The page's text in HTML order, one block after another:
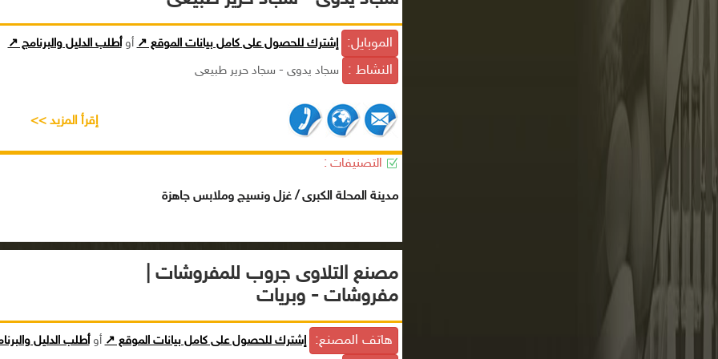
الموبايل: إشترك للحصول على كامل بيانات الموقع ↗ أوأطلب الدليل والبرنامج ↗
النشاط : سجاد يدوى - سجاد حرير طبيعى
إقرأ المزيد >>
التصنيفات :
مدينة المحلة الكبرى / غزل ونسيج وملابس جاهزة
مصنع التلاوى جروب للمفروشات |
مفروشات - وبريات
هاتف المصنع: إشترك للحصول على كامل بيانات الموقع ↗ أوأطلب الدليل